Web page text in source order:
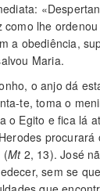
como lhe
a obediência,
Maria.
o anjo dá
te, toma o
o Egito e fica lá
procurará
(Mt2, 13). José
sem se